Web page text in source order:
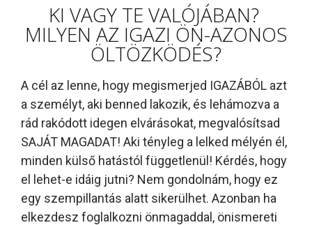
KI VAGY TE VALÓJÁBAN?
MILYEN AZ IGAZI ÖN-AZONOS
ÖLTÖZKÖDÉS?
A cél az lenne, hogy megismerjed IGAZÁBÓL azt
a személyt, aki benned lakozik, és lehámozva a
rád rakódott idegen elvárásokat, megvalósítsad
SAJÁT MAGADAT! Aki tényleg a lelked mélyén él,
minden külső hatástól függetlenül! Kérdés, hogy
el lehet-e idáig jutni? Nem gondolnám, hogy ez
egy szempillantás alatt sikerülhet. Azonban ha
elkezdesz foglalkozni önmagaddal, önismereti